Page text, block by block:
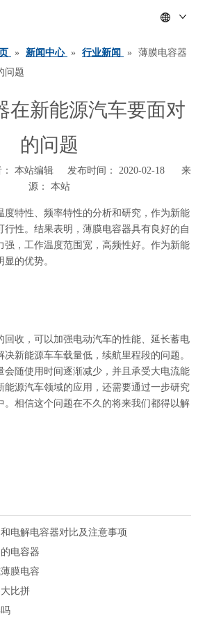
» 新闻中心 » 行业新闻 »
薄膜电容器
问题
在新能源汽车要面对
的问题
本站编辑 发布时间： 2020-02-18 来
源： 本站
度特性、频率特性的分析和研究，作为新能
行性。结果表明，薄膜电容器具有良好的自
强，工作温度范围宽，高频性好。作为新能
的优势。
回收，可以加强电动汽车的性能、延长蓄电
新能源车车载量低，续航里程段的问题。
会随使用时间逐渐减少，并且承受大电流能
能源汽车领域的应用，还需要通过一步研究
。相信这个问题在不久的将来我们都得以解
电解电容器对比及注意事项
电容器
膜电容
比拼